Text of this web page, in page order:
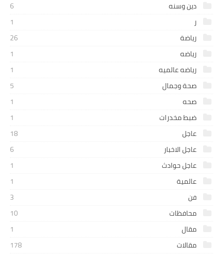
دين وسنه
6
ر
1
رياضة
26
رياضه
1
رياضه عالميه
1
صحة وجمال
5
صحه
1
ضبط مخدرات
1
عاجل
18
عاجل الاخبار
6
عاجل حوادث
1
عالمية
1
فن
3
محافظات
10
مقال
1
مقالات
178